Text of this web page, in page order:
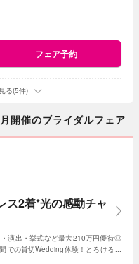
フェア予約
る(5件)
催のブライダルフェア
2着*光の感動チャ
演出・挙式など最大210万円優待◎
での貸切Wedding体験！とろける和